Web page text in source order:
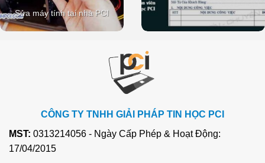
Sửa máy tính tại nhà PCI
CÔNG TY TNHH GIẢI PHÁP TIN HỌC PCI
MST: 0313214056 - Ngày Cấp Phép & Hoạt Động:
17/04/2015